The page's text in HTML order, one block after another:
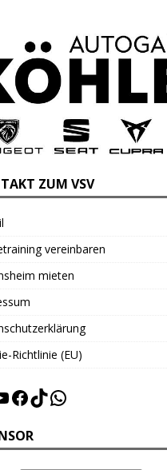
ZUM VSV
vereinbaren
mieten
Richtlinie (EU)